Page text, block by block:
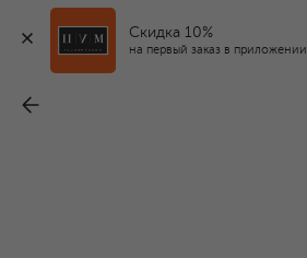
Скидка 10%
на первый заказ в приложении